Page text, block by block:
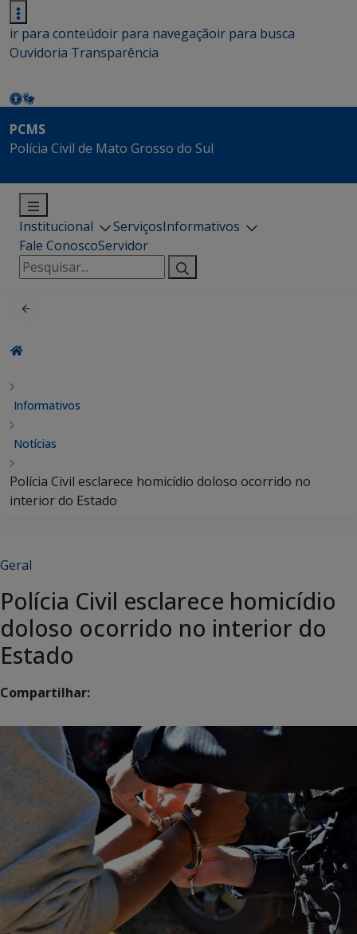
ir para conteúdoir para navegaçãoir para busca
Ouvidoria Transparência
PCMS
Polícia Civil de Mato Grosso do Sul
Institucional ServiçosInformativos
Fale ConoscoServidor
Pesquisar
por:
Informativos
Notícias
Polícia Civil esclarece homicídio doloso ocorrido no
interior do Estado
Geral
Polícia Civil esclarece homicídio
doloso ocorrido no interior do
Estado
Compartilhar: